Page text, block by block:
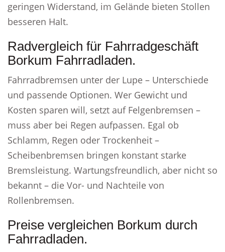
geringen Widerstand, im Gelände bieten Stollen
besseren Halt.
Radvergleich für Fahrradgeschäft
Borkum Fahrradladen.
Fahrradbremsen unter der Lupe – Unterschiede
und passende Optionen. Wer Gewicht und
Kosten sparen will, setzt auf Felgenbremsen –
muss aber bei Regen aufpassen. Egal ob
Schlamm, Regen oder Trockenheit –
Scheibenbremsen bringen konstant starke
Bremsleistung. Wartungsfreundlich, aber nicht so
bekannt – die Vor- und Nachteile von
Rollenbremsen.
Preise vergleichen Borkum durch
Fahrradladen.